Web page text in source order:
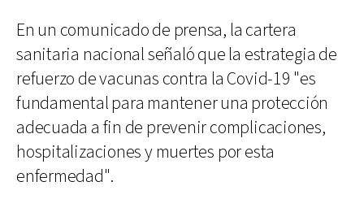
En un comunicado de prensa, la cartera
sanitaria nacional señaló que la estrategia de
refuerzo de vacunas contra la Covid-19 "es
fundamental para mantener una protección
adecuada a fin de prevenir complicaciones,
hospitalizaciones y muertes por esta
enfermedad".